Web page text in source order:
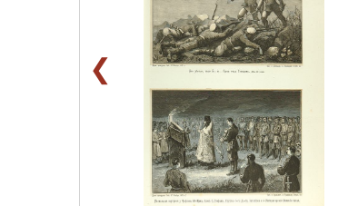
❮